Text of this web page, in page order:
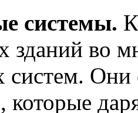
системы.
зданий во
систем. Они
которые